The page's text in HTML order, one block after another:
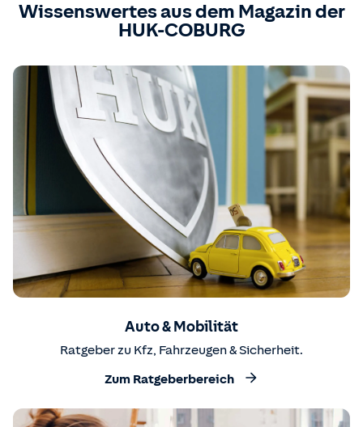
Wissenswertes aus dem Magazin der
HUK-COBURG
Auto & Mobilität
Ratgeber zu Kfz, Fahrzeugen & Sicherheit.
Zum Ratgeberbereich